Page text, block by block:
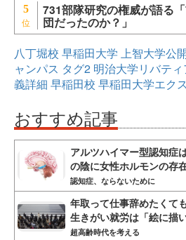
5 731部隊研究の権威が語る
団だったのか？」
八丁堀校 早稲田大学 上智大学公
ャンパス タグ2 明治大学リバテ
義詳細 早稲田校 早稲田大学エク
おすすめ記事
アルツハイマー型認知症
の陰に女性ホルモンの存
認知症、ならないために
年取って仕事辞めたくて
生きがい就労は「絵に描
超高齢時代を考える